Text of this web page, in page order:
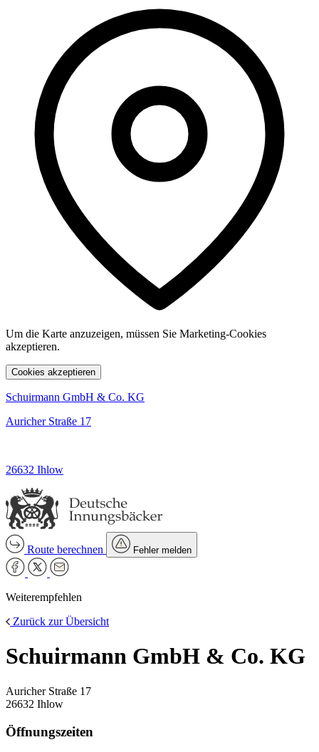
Um die Karte anzuzeigen, müssen Sie Marketing-Cookies
akzeptieren.
Cookies akzeptieren
Schuirmann GmbH & Co. KG
Auricher Straße 17
26632 Ihlow
Route berechnen Fehler melden
Weiterempfehlen
Zurück zur Übersicht
Schuirmann GmbH & Co. KG
Auricher Straße 17
26632 Ihlow
Öffnungszeiten